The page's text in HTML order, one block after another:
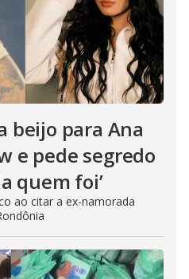
beijo para Ana
e pede segredo
quem foi’
ao citar a ex-namorada